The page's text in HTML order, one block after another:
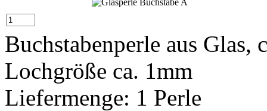
Buchstabenperle aus Glas,
Lochgröße ca. 1mm
Liefermenge: 1 Perle